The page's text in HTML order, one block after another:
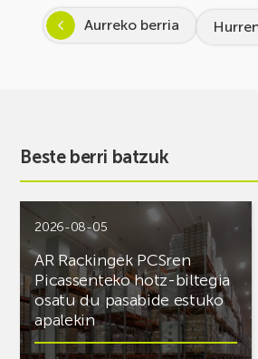
Aurreko berria
Beste berri batzuk
2026-08-05
AR Rackingek PCSren
Picassenteko hotz-biltegia
osatu du pasabide estuko
apalekin